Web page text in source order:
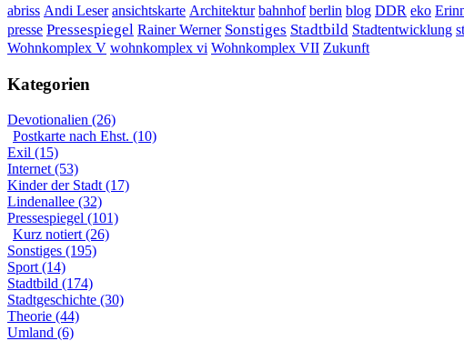
abriss Andi Leser ansichtskarte Architektur bahnhof berlin blog DDR eko
presse Pressespiegel Rainer Werner Sonstiges Stadtbild Stadtentwicklung
Wohnkomplex V wohnkomplex vi Wohnkomplex VII Zukunft
Kategorien
Devotionalien (26)
Postkarte nach Ehst. (10)
Exil (15)
Internet (53)
Kinder der Stadt (17)
Lindenallee (32)
Pressespiegel (101)
Kurz notiert (26)
Sonstiges (195)
Sport (14)
Stadtbild (174)
Stadtgeschichte (30)
Theorie (44)
Umland (6)